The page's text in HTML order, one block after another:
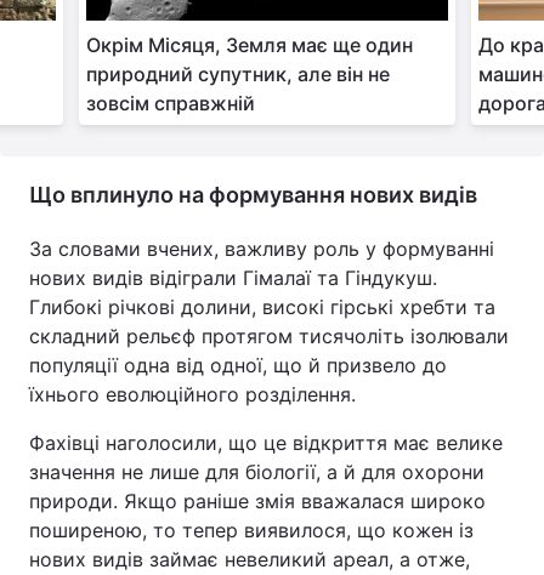
Окрім Місяця, Земля має ще один
природний супутник, але він не
зовсім справжній
До
Що вплинуло на формування нових видів
За словами вчених, важливу роль у формуванні
нових видів відіграли Гімалаї та Гіндукуш.
Глибокі річкові долини, високі гірські хребти та
складний рельєф протягом тисячоліть ізолювали
популяції одна від одної, що й призвело до
їхнього еволюційного розділення.
Фахівці наголосили, що це відкриття має велике
значення не лише для біології, а й для охорони
природи. Якщо раніше змія вважалася широко
поширеною, то тепер виявилося, що кожен із
нових видів займає невеликий ареал, а отже,